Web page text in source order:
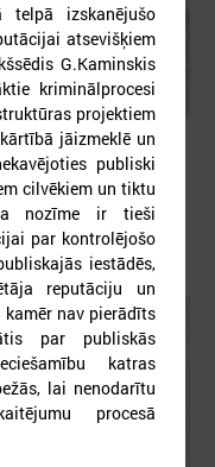
telpā izskanējušo
atsevišķiem
G.Kaminskis
kriminālprocesi
projektiem
jāizmeklē un
publiski
cilvēkiem un tiktu
nozīme ir tieši
par kontrolējošo
iestādēs,
reputāciju un
nav pierādīts
par publiskās
katras
lai nenodarītu
procesā